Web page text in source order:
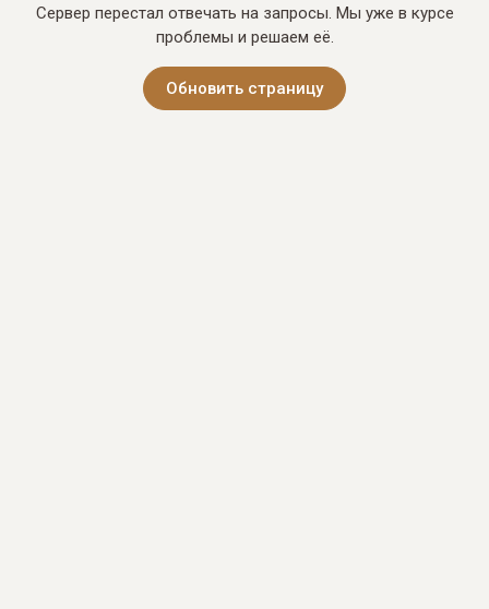
Сервер перестал отвечать на запросы. Мы уже в курсе
проблемы и решаем её.
Обновить страницу